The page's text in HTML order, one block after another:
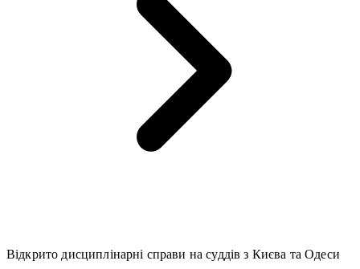
Відкрито дисциплінарні справи на суддів з Києва та Одеси